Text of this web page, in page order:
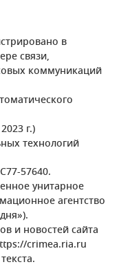
в
связи,
коммуникаций
г.)
технологий
57640.
унитарное
агентство
и новостей сайта
crimea.ria.ru